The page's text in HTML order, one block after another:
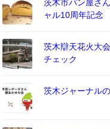
茨木市パン屋さ
ャル10周年記念
茨木辯天花火大
チェック
茨木ジャーナル